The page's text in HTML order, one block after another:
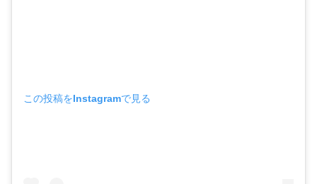
この投稿をInstagramで見る